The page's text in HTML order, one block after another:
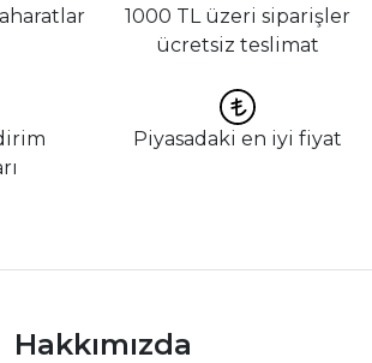
1000 TL üzeri siparişler
ücretsiz teslimat
Piyasadaki en iyi fiyat
Hakkımızda